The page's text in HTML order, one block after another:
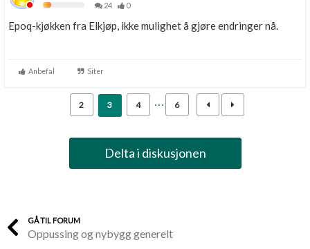
24
0
Epoq-kjøkken fra Elkjøp, ikke mulighet å gjøre endringer nå.
Anbefal Siter
2 3 4 6
Delta i diskusjonen
GÅ TIL FORUM
Oppussing og nybygg generelt